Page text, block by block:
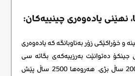
و خۆراکێکی زۆر بەناوبانگە کە یادەوەری
جینکۆ دەتوانێت بەرزییەکەی بگاتە سی
مەتر و دەتوانێت تا 2000 ساڵ بژی. هەروەها 2500 ساڵ پێش